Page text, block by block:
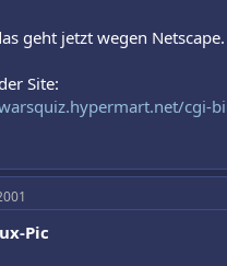
geht jetzt wegen Netscape.
Site:
cgi-
Pic